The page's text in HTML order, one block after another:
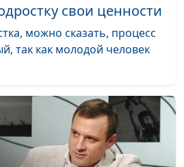
психолог, Юлия
Лупашина, Алена
Костерина, Анастасия
Анна Ронжина, Ольга
Лебедева, клинический
психолог, Феофанова
Ольга, Митрофанова
#96
свои ценности
можно сказать, процесс
так как молодой человек